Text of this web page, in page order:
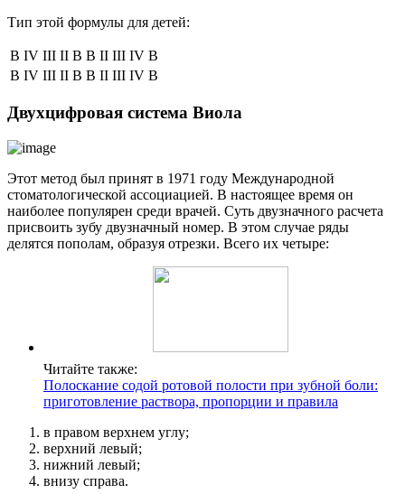
Тип этой формулы для детей:
В IV III II В В II III IV В
В IV III II В В II III IV В
Двухцифровая система Виола
Этот метод был принят в 1971 году Международной
стоматологической ассоциацией. В настоящее время он
наиболее популярен среди врачей. Суть двузначного расчета
присвоить зубу двузначный номер. В этом случае ряды
делятся пополам, образуя отрезки. Всего их четыре:
Читайте также:
Полоскание содой ротовой полости при зубной боли:
приготовление раствора, пропорции и правила
в правом верхнем углу;
верхний левый;
нижний левый;
внизу справа.